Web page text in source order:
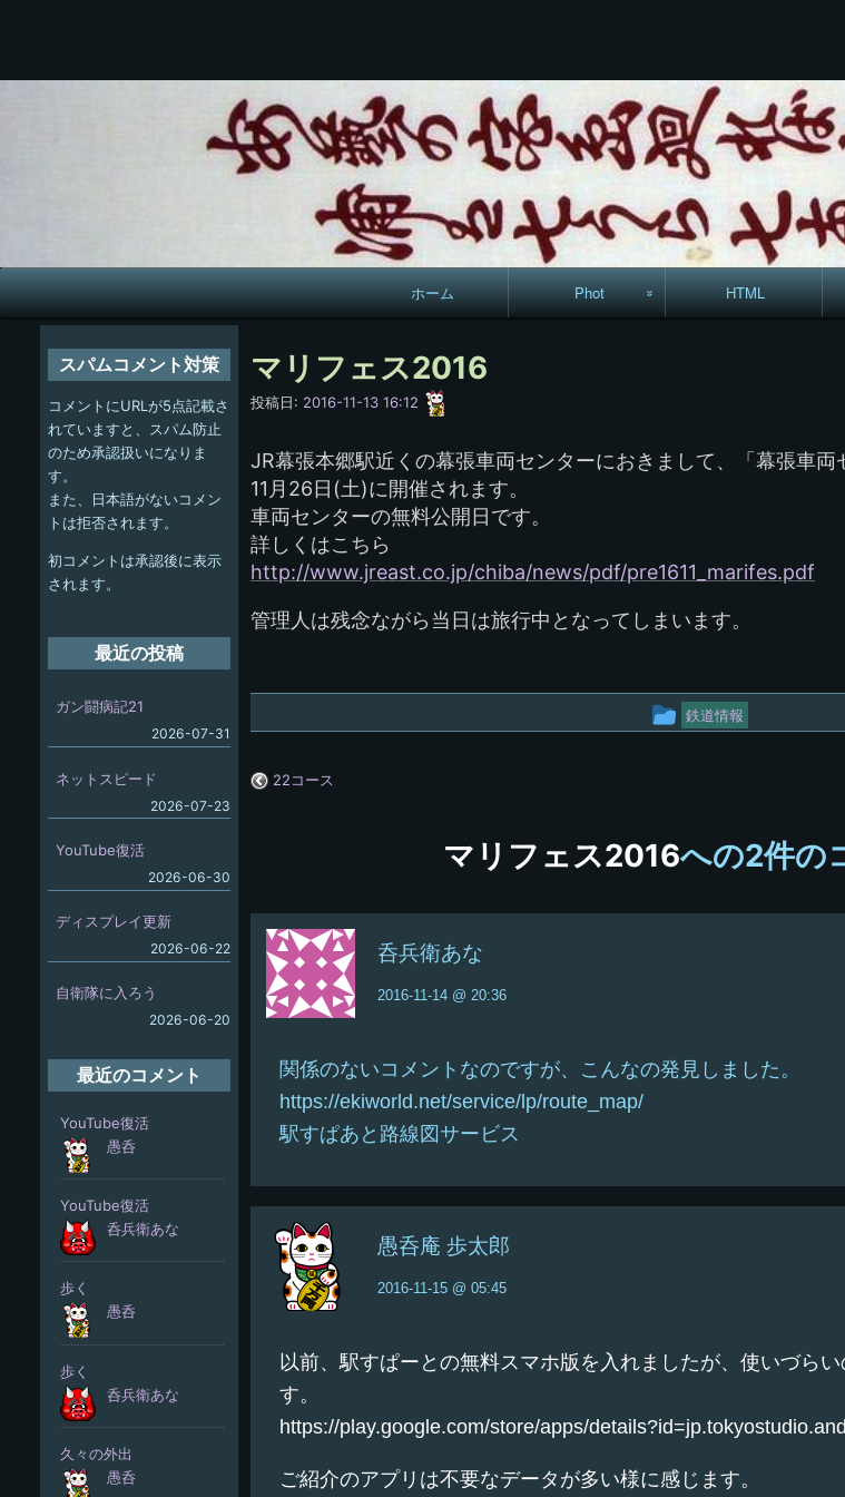
ン
ツ
へ
ス
ッ
プ
メ
イ
ホーム Phot
手拭いの旅
HTML
マリフェス2016
投稿日: 2016-11-13 16:12
JR幕張本郷駅近くの幕張車両センターにおきまして、「幕張車
11月26日(土)に開催されます。
車両センターの無料公開日です。
詳しくはこちら
http://www.jreast.co.jp/chiba/news/pdf/pre1611_marifes.pdf
管理人は残念ながら当日は旅行中となってしまいます。
投
ー
鉄道情報
22コース
マリフェス2016への2件の
呑兵衛あな
2016-11-14 @ 20:36
関係のないコメントなのですが、こんなの発見しました。
https://ekiworld.net/service/lp/route_map/
駅すぱあと路線図サービス
愚呑庵 歩太郎
2016-11-15 @ 05:45
以前、駅すぱーとの無料スマホ版を入れましたが、使いづら
す。
https://play.google.com/store/apps/
ご紹介のアプリは不要なデータが多い様に感じます。
スパムコメント対策
コメントにURLが5点記載さ
れていますと、スパム防止
のため承認扱いになりま
す。
また、日本語がないコメン
トは拒否されます。
初コメントは承認後に表示
されます。
最近の投稿
ガン闘病記21
2026-07-31
ネットスピード
2026-07-23
YouTube復活
2026-06-30
ディスプレイ更新
2026-06-22
自衛隊に入ろう
2026-06-20
最近のコメント